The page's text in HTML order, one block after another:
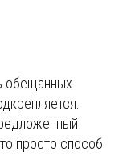
обещанных
просто способ